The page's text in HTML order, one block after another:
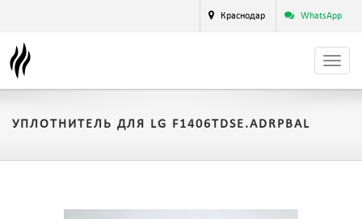
Краснодар WhatsApp
УПЛОТНИТЕЛЬ ДЛЯ LG F1406TDSE.ADRPBAL